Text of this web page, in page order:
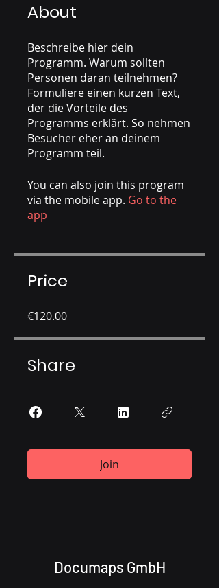
About
Beschreibe hier dein
Programm. Warum sollten
Personen daran teilnehmen?
Formuliere einen kurzen Text,
der die Vorteile des
Programms erklärt. So nehmen
Besucher eher an deinem
You can also join this program
via the mobile app. Go to the
app
Price
€120.00
Share
Join
Documaps GmbH